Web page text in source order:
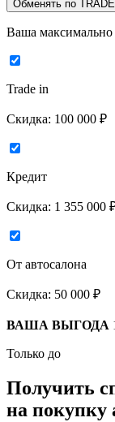
Обменять по
Ваша максимально
Trade in
Скидка: 100 000 ₽
Кредит
Скидка: 1 355 000
От автосалона
Скидка: 50 000 ₽
ВАША ВЫГОДА
Только до
Получить
на покупку